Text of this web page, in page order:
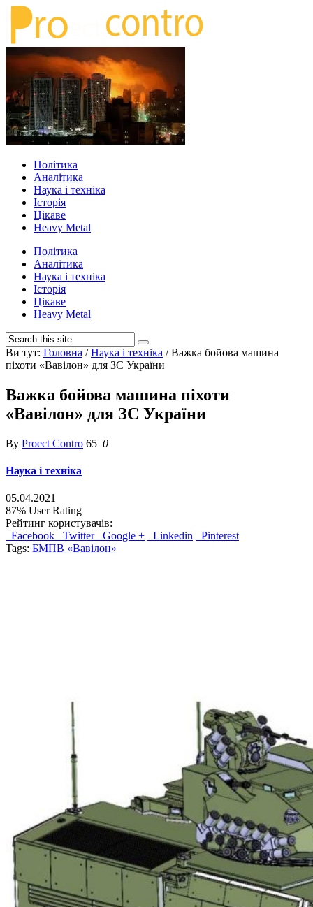
Політика
Аналітика
Наука і техніка
Історія
Цікаве
Heavy Metal
Політика
Аналітика
Наука і техніка
Історія
Цікаве
Heavy Metal
Ви тут: Головна /Наука і техніка /Важка бойова машина
піхоти «Вавілон» для ЗС України
Важка бойова машина піхоти
«Вавілон» для ЗС України
By Proect Contro 65 0
Наука і техніка
05.04.2021
87% User Rating
Рейтинг користувачів:
Facebook
Twitter Google + Linkedin
Pinterest
Tags: БМПВ «Вавілон»